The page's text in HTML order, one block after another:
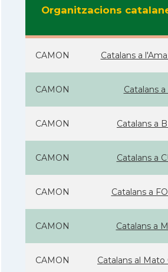
Organitzacions
CAMON Catalans a
CAMON Catalans
CAMON Catalans a
CAMON Catalans a
CAMON Catalans a
CAMON Catalans a
CAMON Catalans al Mato